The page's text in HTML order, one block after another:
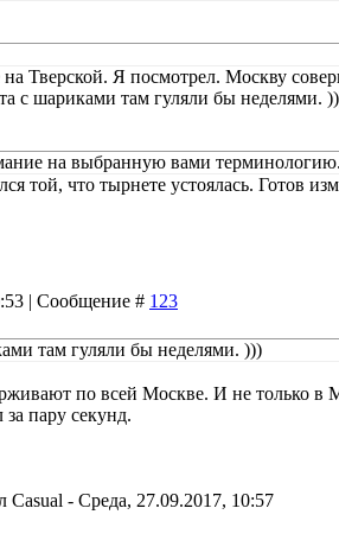
на Тверской. Я посмотрел. Москву
с шариками там гуляли бы неделями.
на выбранную вами терминологию.
той, что тырнете устоялась. Готов
| Сообщение # 123
там гуляли бы неделями. )))
по всей Москве. И не только в
пару секунд.
Casual - Среда, 27.09.2017, 10:57